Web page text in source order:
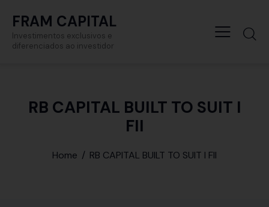
FRAM CAPITAL
Investimentos exclusivos e
diferenciados ao investidor
RB CAPITAL BUILT TO SUIT I
FII
Home RB CAPITAL BUILT TO SUIT I FII